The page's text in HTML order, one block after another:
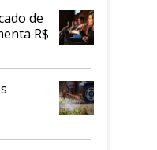
de
R$